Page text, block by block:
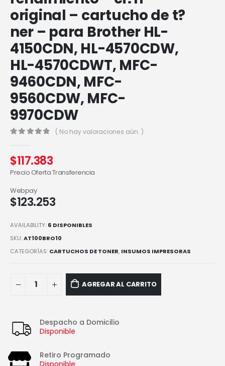
original – cartucho de t?
ner – para Brother HL-
4150CDN, HL-4570CDW,
HL-4570CDWT, MFC-
9460CDN, MFC-
9560CDW, MFC-
9970CDW
( No hay valoraciones aún. )
$117.383
Precio Oferta Transferencia
$123.253
Webpay
AVAILABILITY: 6 DISPONIBLES
SKU:AT100BRO10
CATEGORÍAS: CARTUCHOS DE TONER, INSUMOS IMPRESORAS
AGREGAR AL CARRITO
Despacho a Domicilio
Disponible
Retiro Programado
Disponible